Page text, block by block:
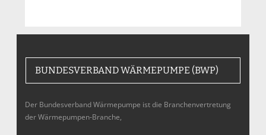
BUNDESVERBAND WÄRMEPUMPE (BWP)
Der Bundesverband Wärmepumpe ist die Branchenvertretung
der Wärmepumpen-Branche,